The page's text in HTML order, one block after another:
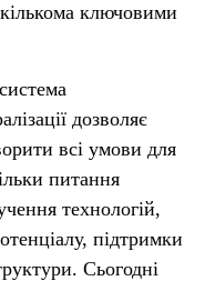
ключовими
дозволяє
всі умови для
питання
технологій,
підтримки
Сьогодні